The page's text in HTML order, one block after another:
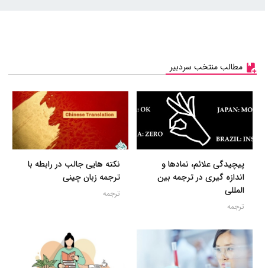
مطالب منتخب سردبیر
پیچیدگی علائم، نمادها و
اندازه گیری در ترجمه بین
المللی
ترجمه
نکته هایی جالب در رابطه با
ترجمه زبان چینی
ترجمه